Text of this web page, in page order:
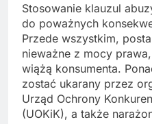
Stosowanie klauzul
do poważnych
Przede wszystkim,
nieważne z mocy
wiążą konsumenta.
zostać ukarany przez
Urząd Ochrony
(UOKiK), a także